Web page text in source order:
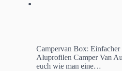
Campervan Box: Einfacher
Aluprofilen Camper Van
euch wie man eine…